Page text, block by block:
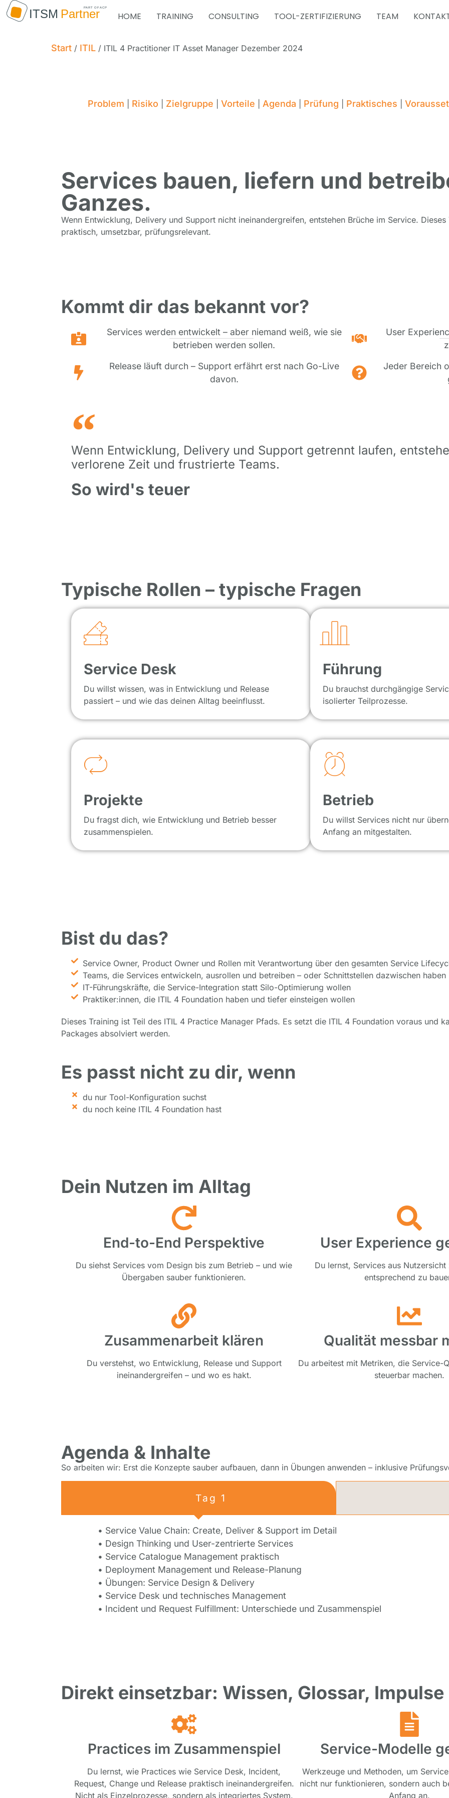
HOME TRAINING CONSULTING TOOL-ZERTIFIZIERUNG TEAM
Start / ITIL / ITIL 4 Practitioner IT Asset Manager Dezember 2024
Problem Risiko Zielgruppe Vorteile Agenda Prüfung Praktisches
Services bauen, liefern und
Ganzes.
Wenn Entwicklung, Delivery und Support nicht ineinandergreifen, entstehen Brüche im Service.
praktisch, umsetzbar, prüfungsrelevant.
Kommt dir das bekannt vor?
Services werden entwickelt – aber niemand weiß, wie sie
betrieben werden sollen.
Release läuft durch – Support erfährt erst nach Go-Live
davon.
User
Jeder Bereich
Wenn Entwicklung, Delivery und Support getrennt laufen,
verlorene Zeit und frustrierte Teams.
So wird's teuer
Typische Rollen – typische Fragen
Service Desk
Du willst wissen, was in Entwicklung und Release
passiert – und wie das deinen Alltag beeinflusst.
Führung
Du brauchst durchgängige
isolierter Teilprozesse.
Projekte
Du fragst dich, wie Entwicklung und Betrieb besser
zusammenspielen.
Betrieb
Du willst Services nicht nur
Anfang an mitgestalten.
Bist du das?
Service Owner, Product Owner und Rollen mit Verantwortung über den gesamten Service
Teams, die Services entwickeln, ausrollen und betreiben – oder Schnittstellen dazwischen haben
IT-Führungskräfte, die Service-Integration statt Silo-Optimierung wollen
Praktiker:innen, die ITIL 4 Foundation haben und tiefer einsteigen wollen
Dieses Training ist Teil des ITIL 4 Practice Manager Pfads. Es setzt die ITIL 4 Foundation voraus und
Packages absolviert werden.
Es passt nicht zu dir, wenn
du nur Tool-Konfiguration suchst
du noch keine ITIL 4 Foundation hast
Dein Nutzen im Alltag
End-to-End Perspektive
Du siehst Services vom Design bis zum Betrieb – und wie
Übergaben sauber funktionieren.
User Experience
Du lernst, Services aus
entsprechend zu
Zusammenarbeit klären
Du verstehst, wo Entwicklung, Release und Support
ineinandergreifen – und wo es hakt.
Qualität messbar
Du arbeitest mit Metriken, die Service-
steuerbar machen.
Agenda & Inhalte
So arbeiten wir: Erst die Konzepte sauber aufbauen, dann in Übungen anwenden – inklusive
Tag 1
• Service Value Chain: Create, Deliver & Support im Detail
• Design Thinking und User-zentrierte Services
• Service Catalogue Management praktisch
• Deployment Management und Release-Planung
• Übungen: Service Design & Delivery
• Service Desk und technisches Management
• Incident und Request Fulfillment: Unterschiede und Zusammenspiel
Direkt einsetzbar: Wissen, Glossar, Impulse
Practices im Zusammenspiel
Du lernst, wie Practices wie Service Desk, Incident,
Request, Change und Release praktisch ineinandergreifen.
Nicht als Einzelprozesse, sondern als integriertes System.
Service-Modelle
Werkzeuge und Methoden, um
nicht nur funktionieren, sondern auch
Anfang an.